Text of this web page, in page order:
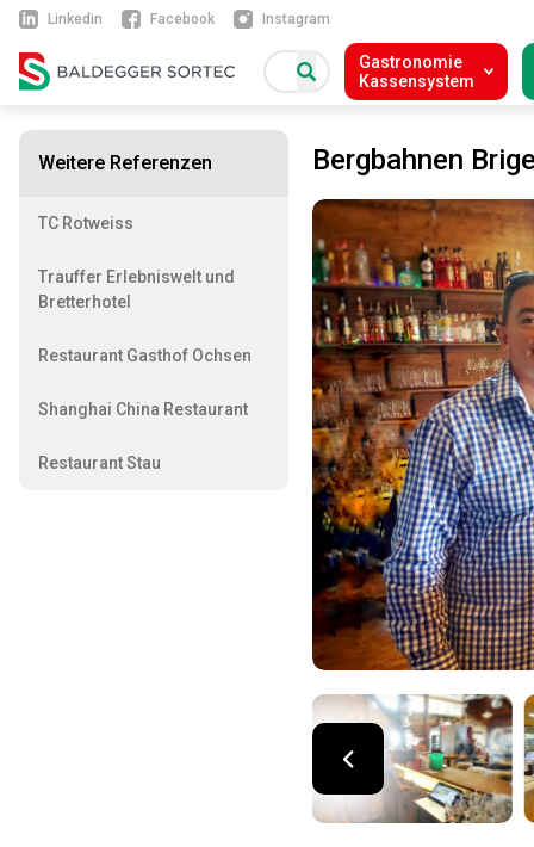
Linkedin Facebook Instagram
Gastronomie
Kassensystem
Weitere Referenzen
TC Rotweiss
Trauffer Erlebniswelt und
Bretterhotel
Restaurant Gasthof Ochsen
Shanghai China Restaurant
Restaurant Stau
Bergbahnen